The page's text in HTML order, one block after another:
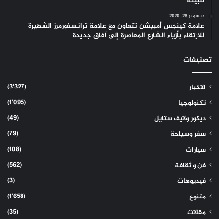
ديسمبر 28, 2020
علامة كينجس أمبيشن تتعاون مع علامة ترانسفورمرز الشهيرة
للارتقاء بأزياء الشارع المعاصرة إلى آفاق جديدة
تصنيفات
الاخبار
(3٬327)
تكنولوجيا
(1٬095)
ديكور ولايف ستايل
(49)
سفر وسياحة
(79)
سيارات
(108)
فن و ثقافة
(562)
فيديوهات
(3)
متنوع
(1٬658)
مقالات
(35)